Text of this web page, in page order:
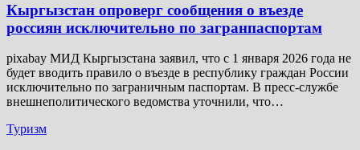
Кыргызстан опроверг сообщения о въезде
россиян исключительно по загранпаспортам
pixabay МИД Кыргызстана заявил, что с 1 января 2026 года не
будет вводить правило о въезде в республику граждан России
исключительно по заграничным паспортам. В пресс-службе
внешнеполитического ведомства уточнили, что…
Туризм